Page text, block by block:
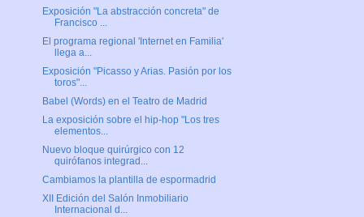
Exposición "La abstracción concreta" de
Francisco ...
El programa regional 'Internet en Familia'
llega a...
Exposición "Picasso y Arias. Pasión por los
toros"...
Babel (Words) en el Teatro de Madrid
La exposición sobre el hip-hop "Los tres
elementos...
Nuevo bloque quirúrgico con 12
quirófanos integrad...
Cambiamos la plantilla de espormadrid
XII Edición del Salón Inmobiliario
Internacional d...